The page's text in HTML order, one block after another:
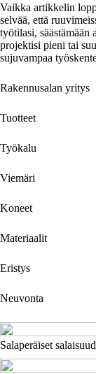
Vaikka artikkelin
selvää, että
työtilasi, säästämään
projektisi pieni tai
sujuvampaa
Rakennusalan yritys
Tuotteet
Työkalu
Viemäri
Koneet
Materiaalit
Eristys
Neuvonta
Salaperäiset